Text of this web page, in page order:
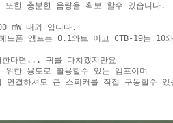
또한 충분한 음량을 확보 할수 있습니다.
mW 내외 입니다.
드폰 앰프는 0.1와트 이고 CTB-19는 10
한다면... 귀를 다치겠지만요
한 용도로 활용할수 있는 앰프이며
결하셔도 큰 스피커를 직접 구동할수 있